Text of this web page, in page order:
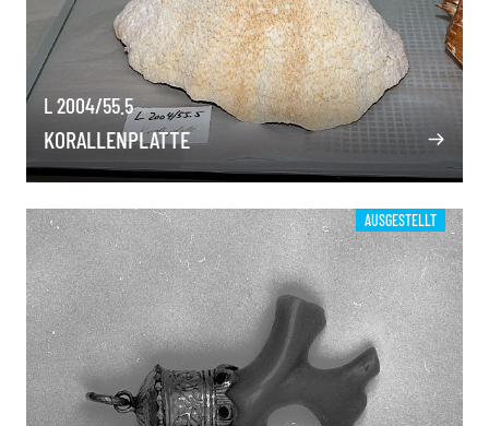
L 2004/55.5
KORALLENPLATTE
AUSGESTELLT